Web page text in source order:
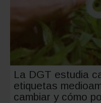
La DGT estudia
etiquetas
cambiar y cómo